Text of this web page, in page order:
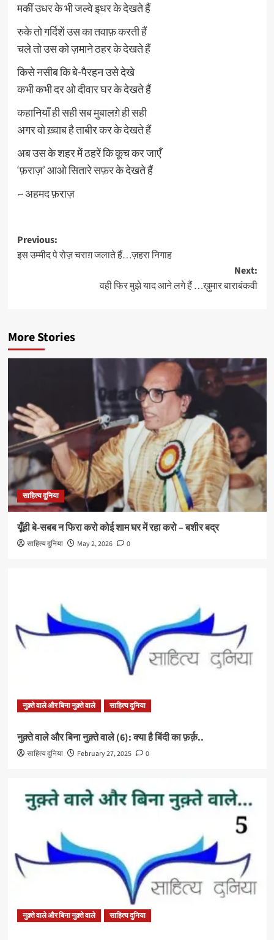
मकीं उधर के भी जल्वे इधर के देखते हैं
रुके तो गर्दिशें उस का तवाफ़ करती हैं
चले तो उस को ज़माने ठहर के देखते हैं
किसे नसीब कि बे-पैरहन उसे देखे
कभी कभी दर ओ दीवार घर के देखते हैं
कहानियाँ ही सही सब मुबालग़े ही सही
अगर वो ख़्वाब है ताबीर कर के देखते हैं
अब उस के शहर में ठहरें कि कूच कर जाएँ
‘फ़राज़’ आओ सितारे सफ़र के देखते हैं
~ अहमद फ़राज़
Post
navigation
Previous:
इस उम्मीद पे रोज़ चराग़ जलाते हैं…ज़हरा निगाह
Next:
वही फिर मुझे याद आने लगे हैं …ख़ुमार बाराबंकवी
More Stories
साहित्य दुनिया
यूँही बे-सबब न फिरा करो कोई शाम घर में रहा करो – बशीर बद्र
साहित्य दुनिया May 2, 2026 0
नुक़्ते वाले और बिना नुक़्ते वाले साहित्य दुनिया
नुक़्ते वाले और बिना नुक़्ते वाले (6): क्या है बिंदी का फ़र्क़..
साहित्य दुनिया February 27, 2025 0
नुक़्ते वाले और बिना नुक़्ते वाले साहित्य दुनिया